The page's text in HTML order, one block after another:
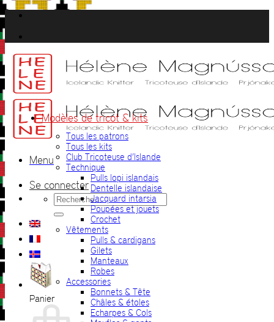
Passer
au
contenu
Menu
Se connecter
Recherche
pour :
Panier
Modèles de tricot & kits
Tous les patrons
Tous les kits
Club Tricoteuse d’Islande
Technique
Pulls lopi islandais
Dentelle islandaise
Jacquard intarsia
Poupées et jouets
Crochet
Vêtements
Pulls & cardigans
Gilets
Manteaux
Robes
Accessories
Bonnets & Tête
Châles & étoles
Echarpes & Cols